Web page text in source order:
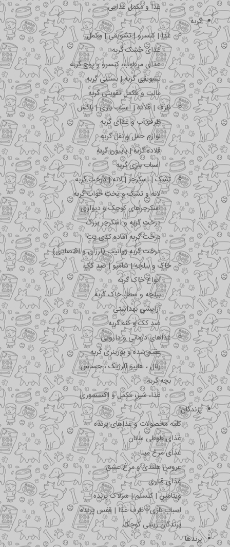
غذا و مکمل غذایی
گربه
غذا | کنسرو | تشویقی | مکمل
غذای خشک گربه
غذای مرطوب، کنسرو و پوچ گربه
تشویقی گربه | بستنی گربه
مالت و مکمل تقویتی گربه
ظرف | قلاده | اسباب بازی | باکس
ظرف آب و غذای گربه
لوازم حمل و نقل گربه
قلاده گربه | پاپیون گربه
اسباب بازی گربه
تشک | اسکرچر | لانه | درخت گربه
لانه و تشک و تخت خواب گربه
اسکرچرهای کوچک و دیواری
درخت گربه و اسکرچر بزرگ
درخت گربه آماده کدی پت
درخت گربه ژوانیت (ارزان و اقتصادی)
خاک و بیلچه | شامپو | ضد کک
انواع خاک گربه
بیلچه و سطل خاک گربه
آرایشی بهداشتی
ضد کک و کنه گربه
غذاهای درمانی و دارویی
عقیم شده و یورینری گربه
رنال ، هایپو آلرژیک ، حساس
بچه گربه
غذا، شیر، مکمل و اکسسوری
پرندگان
کلیه محصولات و غذاهای پرنده
غذای طوطی سانان
غذای مرغ مینا
عروس هلندی و مرغ عشق
غذای قناری
ویتامین | کلسیم | سرلاک پرنده
اسباب بازی | ظرف غذا | قفس پرنده
پرندگان زینتی کوچک
برندها